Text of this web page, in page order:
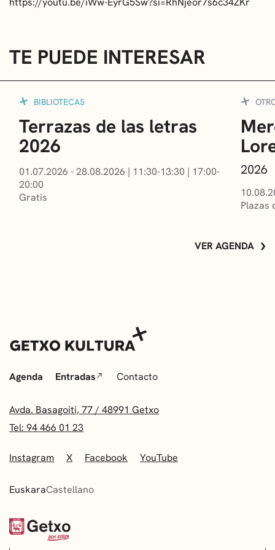
TE PUEDE INTERESAR
BIBLIOTECAS
Terrazas de las letras
2026
01.07.2026 - 28.08.2026 | 11:30-13:30 | 17:00-
20:00
Gratis
2026
Plazas
VER AGENDA
Agenda Entradas Contacto
Avda. Basagoiti, 77 / 48991 Getxo
Tel: 94 466 01 23
Instagram X Facebook YouTube
EuskaraCastellano